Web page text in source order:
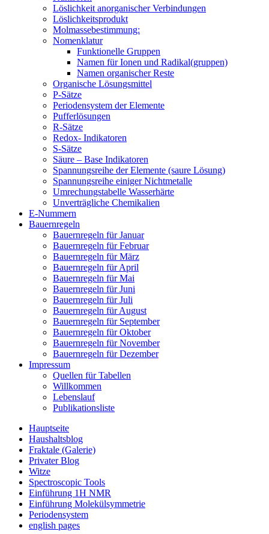
Löslichkeit anorganischer Verbindungen
Löslichkeitsprodukt
Molmassebestimmung:
Nomenklatur
Funktionelle Gruppen
Namen für Ionen und Radikal(gruppen)
Namen organischer Reste
Organische Lösungsmittel
P-Sätze
Periodensystem der Elemente
Pufferlösungen
R-Sätze
Redox- Indikatoren
S-Sätze
Säure – Base Indikatoren
Spannungsreihe der Elemente (saure Lösung)
Spannungsreihe einiger Nichtmetalle
Umrechungstabelle Wasserhärte
Unverträgliche Chemikalien
E-Nummern
Bauernregeln
Bauernregeln für Januar
Bauernregeln für Februar
Bauernregeln für März
Bauernregeln für April
Bauernregeln für Mai
Bauernregeln für Juni
Bauernregeln für Juli
Bauernregeln für August
Bauernregeln für September
Bauernregeln für Oktober
Bauernregeln für November
Bauernregeln für Dezember
Impressum
Quellen für Tabellen
Willkommen
Lebenslauf
Publikationsliste
Hauptseite
Haushaltsblog
Fraktale (Galerie)
Privater Blog
Witze
Spectroscopic Tools
Einführung 1H NMR
Einführung Molekülsymmetrie
Periodensystem
english pages